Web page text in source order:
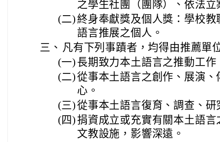
之學生社團（團隊）、依法
(二) 終身奉獻獎及個人獎：學校
語言推展之個人。
三、 凡有下列事蹟者，均得由推薦單
(一) 長期致力本土語言之推動工
(二)從事本土語言之創作、展演
心。
(三)從事本土語言復育、調查、
(四) 捐資成立或充實有關本土語
文教設施，影響深遠。